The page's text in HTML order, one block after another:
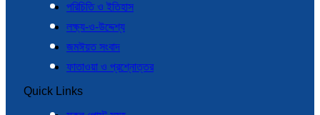
পরিচিতি ও ইতিহাস
লক্ষ্য-ও-উদ্দেশ্য
জমঈয়ত সংবাদ
ফাতাওয়া ও প্রশ্নোত্তর
Quick Links